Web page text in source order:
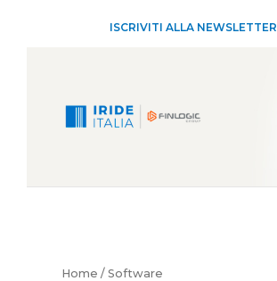
ISCRIVITI ALLA NEWSLETTER
Home / Software